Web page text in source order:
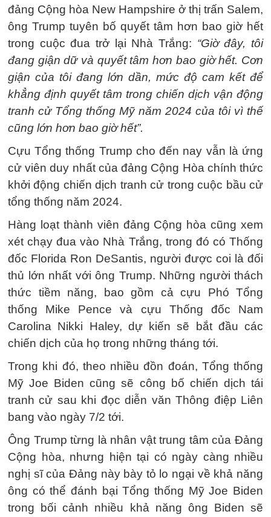
đảng Cộng hòa New Hampshire ở thị trấn Salem,
ông Trump tuyên bố quyết tâm hơn bao giờ hết
trong cuộc đua trở lại Nhà Trắng: “Giờ đây, tôi
đang giận dữ và quyết tâm hơn bao giờ hết. Cơn
giận của tôi đang lớn dần, mức độ cam kết để
khẳng định quyết tâm trong chiến dịch vận động
tranh cử Tổng thống Mỹ năm 2024 của tôi vì thế
cũng lớn hơn bao giờ hết”.
Cựu Tổng thống Trump cho đến nay vẫn là ứng
cử viên duy nhất của đảng Cộng Hòa chính thức
khởi động chiến dịch tranh cử trong cuộc bầu cử
tổng thống năm 2024.
Hàng loạt thành viên đảng Cộng hòa cũng xem
xét chạy đua vào Nhà Trắng, trong đó có Thống
đốc Florida Ron DeSantis, người được coi là đối
thủ lớn nhất với ông Trump. Những người thách
thức tiềm năng, bao gồm cả cựu Phó Tổng
thống Mike Pence và cựu Thống đốc Nam
Carolina Nikki Haley, dự kiến ​​sẽ bắt đầu các
chiến dịch của họ trong những tháng tới.
Trong khi đó, theo nhiều đồn đoán, Tổng thống
Mỹ Joe Biden cũng sẽ công bố chiến dịch tái
tranh cử sau khi đọc diễn văn Thông điệp Liên
bang vào ngày 7/2 tới.
Ông Trump từng là nhân vật trung tâm của Đảng
Cộng hòa, nhưng hiện tại có ngày càng nhiều
nghị sĩ của Đảng này bày tỏ lo ngại về khả năng
ông có thể đánh bại Tổng thống Mỹ Joe Biden
trong bối cảnh nhiều khả năng ông Biden sẽ